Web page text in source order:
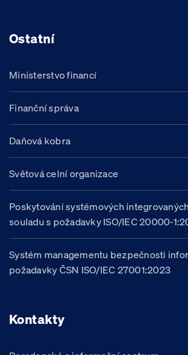
Ostatní
Ministerstvo financí
Finanční správa
Daňová kobra
Světová celní organizace
Poskytování systémových
souladu s požadavky ISO/IEC 20000-
Systém managementu bezpečnosti
požadavky ČSN ISO/IEC 27001:2023
Kontakty